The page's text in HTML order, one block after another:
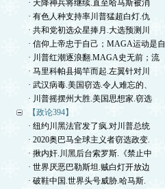
· 天降神兵将继续.直至哈马斯被消
· 有色人种支持率川普猛超白灯.仇
· 共和党初选众星捧月.大选预测川
· 信仰上帝忠于自己；MAGA运动是自
· 川普红潮逐浪翻.MAGA史无前；流
· 马里科帕县揭竿而起.左翼针对川
· 武汉病毒.美国窃选.令人难忘的、
· 川普摇摆州大胜.美国思想家.窃选
【政论394】
· 纽约川黑法官发了疯.对川普总统
· 2020奥巴马全球主义者窃选政变.
· 揪内奸.川黑后台索罗斯.《禁止中
· 世界厌恶巴勒斯坦.贼白灯开放边
· 破鞋中国.世界头号威胁.哈马斯.